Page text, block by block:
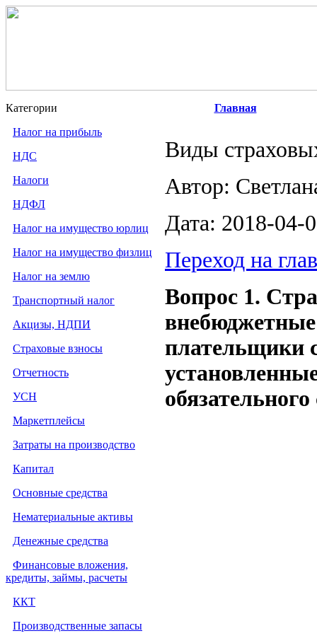
Категории
Налог на прибыль
НДС
Налоги
НДФЛ
Налог на имущество юрлиц
Налог на имущество физлиц
Налог на землю
Транспортный налог
Акцизы, НДПИ
Страховые взносы
Отчетность
УСН
Маркетплейсы
Затраты на производство
Капитал
Основные средства
Нематериальные активы
Денежные средства
Финансовые вложения,
кредиты, займы, расчеты
ККТ
Производственные запасы
Главная
Виды
Автор:
Дата: 2018-04-
Переход на
Вопрос 1.
плательщики